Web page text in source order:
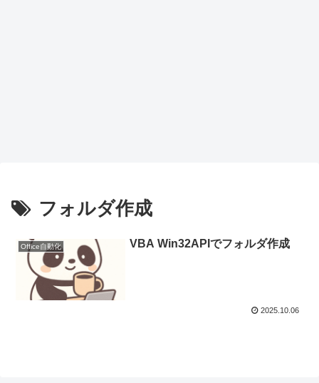
フォルダ作成
Office自動化 VBA Win32APIでフォルダ作成
2025.10.06